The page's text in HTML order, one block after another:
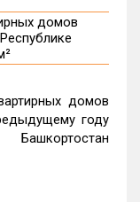
домов
году